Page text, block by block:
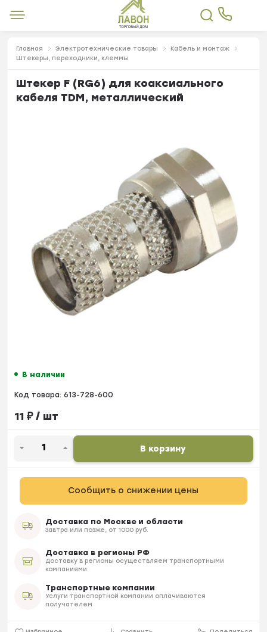
Главная Электротехнические товары
Кабель и монтаж
Штекеры, переходники, клеммы
Штекер F (RG6) для коаксиального
кабеля TDM, металлический
В наличии
Код товара: 613-728-600
11 ₽/ шт
В корзину
Сообщить о снижении цены
Доставка по Москве и области
Завтра или позже, от 1000 руб.
Доставка в регионы РФ
Доставку в регионы осуществляем транспортными
компаниями
Транспортные компании
Услуги транспортной компании оплачиваются
получателем